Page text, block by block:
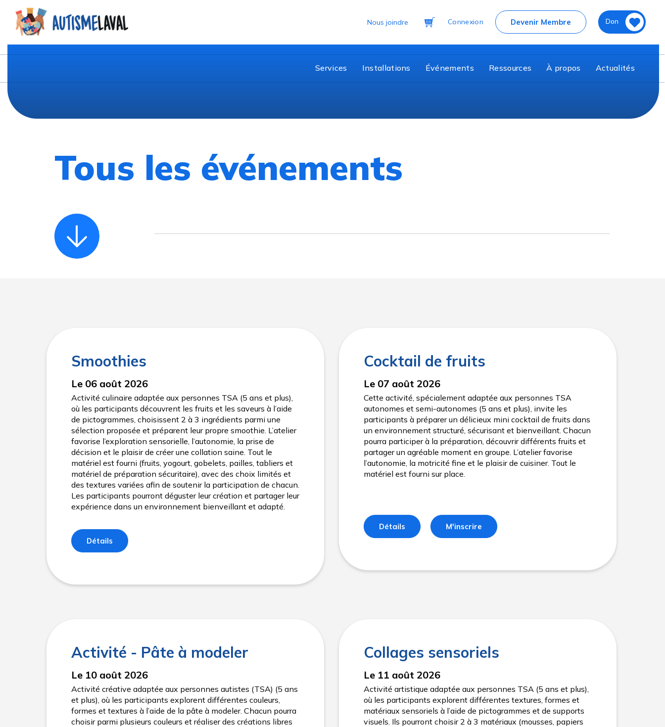
Nous joindre Devenir Membre Don
Connexion
Panier
Services Installations Événements Ressources À propos Actualités
Tous les événements
Smoothies
Le 06 août 2026
Activité culinaire adaptée aux personnes TSA (5 ans et plus),
où les participants découvrent les fruits et les saveurs à l’aide
de pictogrammes, choisissent 2 à 3 ingrédients parmi une
sélection proposée et préparent leur propre smoothie. L’atelier
favorise l’exploration sensorielle, l’autonomie, la prise de
décision et le plaisir de créer une collation saine. Tout le
matériel est fourni (fruits, yogourt, gobelets, pailles, tabliers et
matériel de préparation sécuritaire), avec des choix limités et
des textures variées afin de soutenir la participation de chacun.
Les participants pourront déguster leur création et partager leur
expérience dans un environnement bienveillant et adapté.
Détails
Cocktail de fruits
Le 07 août 2026
Cette activité, spécialement adaptée aux personnes TSA
autonomes et semi-autonomes (5 ans et plus), invite les
participants à préparer un délicieux mini cocktail de fruits dans
un environnement structuré, sécurisant et bienveillant. Chacun
pourra participer à la préparation, découvrir différents fruits et
partager un agréable moment en groupe. L’atelier favorise
l’autonomie, la motricité fine et le plaisir de cuisiner. Tout le
matériel est fourni sur place.
Détails M'inscrire
Activité - Pâte à modeler
Le 10 août 2026
Activité créative adaptée aux personnes autistes (TSA) (5 ans
et plus), où les participants explorent différentes couleurs,
formes et textures à l’aide de la pâte à modeler. Chacun pourra
choisir parmi plusieurs couleurs et réaliser des créations libres
Collages sensoriels
Le 11 août 2026
Activité artistique adaptée aux personnes TSA (5 ans et plus),
où les participants explorent différentes textures, formes et
matériaux sensoriels à l’aide de pictogrammes et de supports
visuels. Ils pourront choisir 2 à 3 matériaux (mousses, papiers